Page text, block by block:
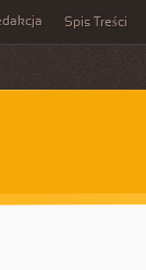
Spis Treści